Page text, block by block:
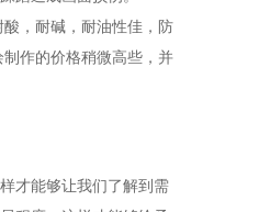
，耐碱，耐油性佳，防
作的价格稍微高些，并
才能够让我们了解到需